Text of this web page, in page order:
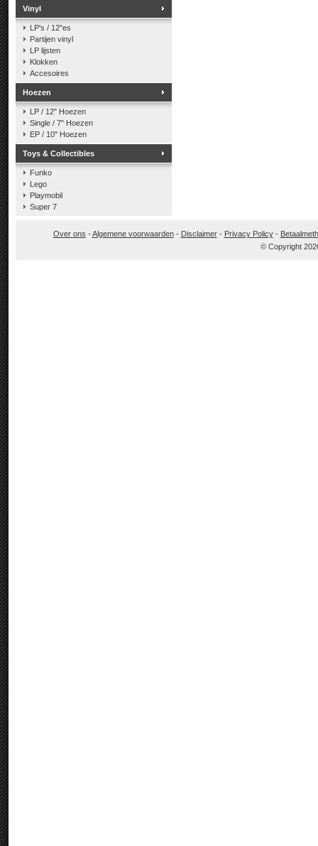
Vinyl
LP's / 12"es
Partijen vinyl
LP lijsten
Klokken
Accesoires
Hoezen
LP / 12" Hoezen
Single / 7" Hoezen
EP / 10" Hoezen
Toys & Collectibles
Funko
Lego
Playmobil
Super 7
Over ons -Algemene voorwaarden- Disclaimer- Privacy Policy-
© Copyright